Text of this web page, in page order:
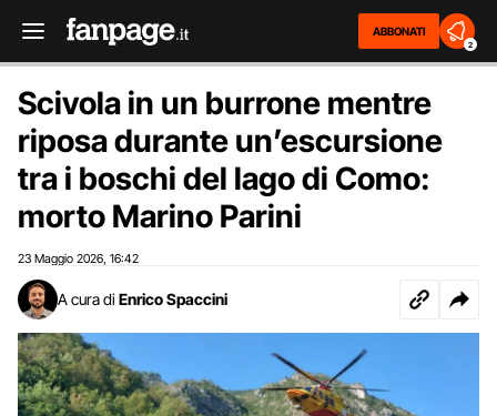
ABBONATI
2
Scivola in un burrone mentre
riposa durante un’escursione
tra i boschi del lago di Como:
morto Marino Parini
23 Maggio 2026 16:42
A cura di Enrico Spaccini